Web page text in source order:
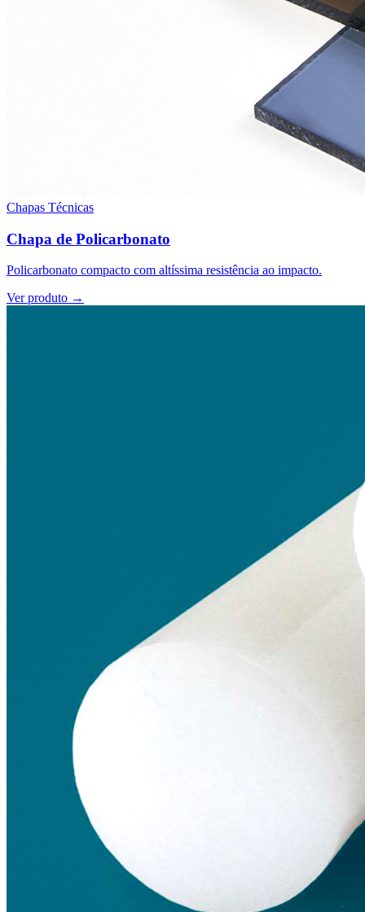
Chapas Técnicas
Chapa de Policarbonato
Policarbonato compacto com altíssima resistência ao impacto.
Ver produto →